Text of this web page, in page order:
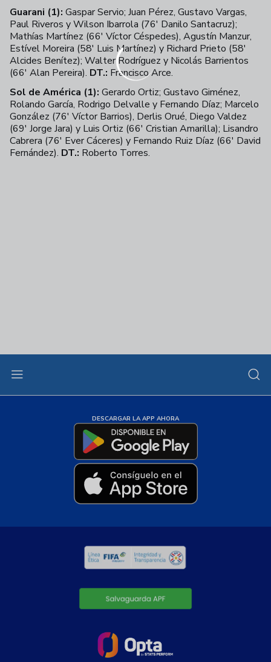
Guarani (1): Gaspar Servio; Juan Pérez, Gustavo Vargas,
Paul Riveros y Wilson Ibarrola (76' Danilo Santacruz);
Mathías Martínez (66' Víctor Céspedes), Agustín Manzur,
Estível Moreira (58' Luis Martínez) y Richard Prieto (58'
Alcides Benítez); Walter Rodríguez y Nicolás Barrientos
(66' Alan Pereira). DT.: Francisco Arce.
Sol de América (1): Gerardo Ortiz; Gustavo Giménez,
Rolando García, Rodrigo Delvalle y Fernando Díaz; Marcelo
González (76' Víctor Barrios), Derlis Orué, Diego Valdez
(69' Jorge Jara) y Luis Ortiz (66' Cristian Amarilla); Lisandro
Cabrera (76' Ever Cáceres) y Fernando Ruiz Díaz (66' David
Fernández). DT.: Roberto Torres.
DESCARGAR LA APP AHORA